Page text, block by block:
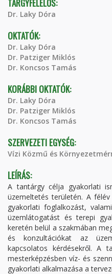
TÁRGYFELELŐS:
Dr. Laky Dóra
OKTATÓK:
Dr. Laky Dóra
Dr. Patziger Miklós
Dr. Koncsos Tamás
KORÁBBI OKTATÓK:
Dr. Laky Dóra
Dr. Patziger Miklós
Dr. Koncsos Tamás
SZERVEZETI EGYSÉG:
Vízi Közmű és
LEÍRÁS:
A tantárgy célja gyakorlati
üzemeltetés területén. A
gyakorlati foglalkozást,
üzemlátogatást és terepi
keretén belül a szakmában
és konzultációkat az
kapcsolatos kérdésekről. A
mesterképzésben víz- és
gyakorlati alkalmazása a